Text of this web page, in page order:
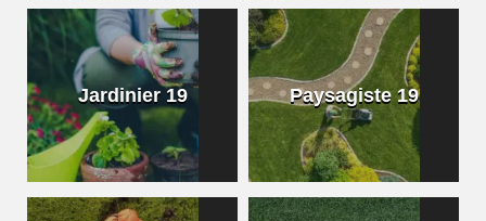
Jardinier 19 Paysagiste 19